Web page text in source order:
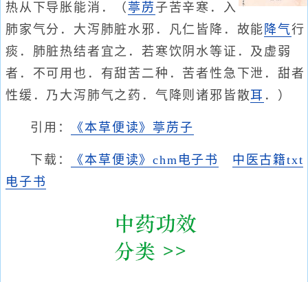
热从下导胀能消．（ 葶苈 子苦辛寒．入
肺家气分．大泻肺脏水邪．凡仁皆降．故能 降气行
痰．肺脏热结者宜之．若寒饮阴水等证．及虚弱
者．不可用也．有甜苦二种．苦者性急下泄．甜者
性缓．乃大泻肺气之药．气降则诸邪皆散耳 ．）
引用： 《本草便读》葶苈子
下载： 《本草便读》chm电子书
中医古籍txt
电子书